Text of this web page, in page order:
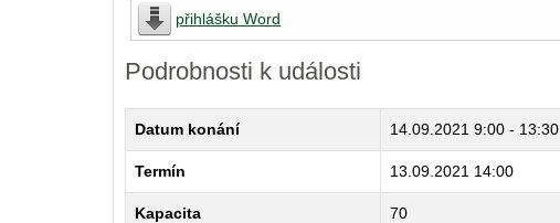
přihlášku Word
Podrobnosti k události
Datum konání 14.09.2021 9:00 - 13:30
Termín 13.09.2021 14:00
Kapacita 70